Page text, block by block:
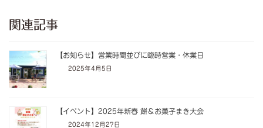
関連記事
【お知らせ】営業時間並びに臨時営業・休業日
2025年4月5日
【イベント】2025年新春 餅＆お菓子まき大会
2024年12月27日